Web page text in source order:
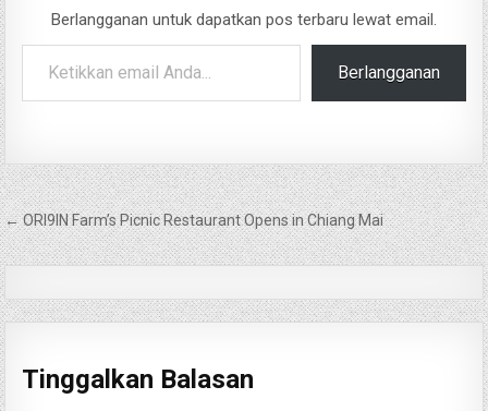
Berlangganan untuk dapatkan pos terbaru lewat email.
Ketikkan email Anda...
Berlangganan
Navigasi
pos
← ORI9IN Farm’s Picnic Restaurant Opens in Chiang Mai
Tinggalkan Balasan